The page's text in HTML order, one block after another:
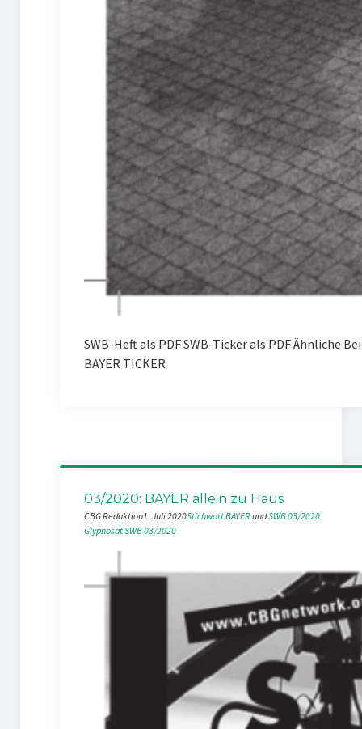
SWB-Heft als PDF SWB-Ticker als PDF Ähnliche
BAYER TICKER
03/2020: BAYER allein zu Haus
CBG Redaktion1. Juli 2020Stichwort BAYER und SWB 03/2020
GlyphosatSWB 03/2020